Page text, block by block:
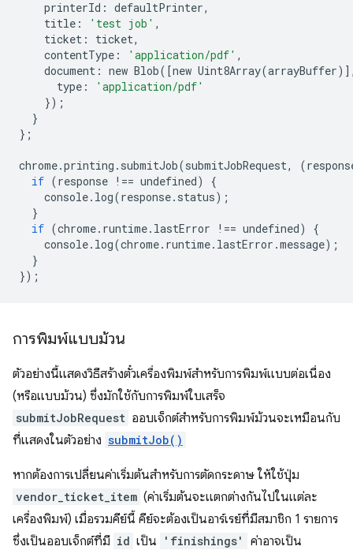
printerId : defaultPrinter,
title : 'test job' ,
ticket : ticket,
contentType : 'application/pdf' ,
document : new Blob([new Uint8Array(arrayBuffer
type :
'application/pdf'
});
}
};
chrome.printing . submitJob(submitJobRequest, (
if (response !== undefined)
{
console. log(response. status);
}
if (chrome. runtime. lastError !== undefined)
{
console. log(chrome. runtime. lastError .message);
}
});
การพิมพ์แบบม้วน
ตัวอย่างนี้แสดงวิธีสร้างตั๋วเครื่องพิมพ์สำหรับการพิมพ์แบบต่อเนื่อง
(หรือแบบม้วน) ซึ่งมักใช้กับการพิมพ์ใบเสร็จ
submitJobRequest ออบเจ็กต์สำหรับการพิมพ์ม้วนจะเหมือนกับ
ที่แสดงในตัวอย่าง submitJob()
หากต้องการเปลี่ยนค่าเริ่มต้นสำหรับการตัดกระดาษ ให้ใช้ปุ่ม
vendor_ticket_item (ค่าเริ่มต้นจะแตกต่างกันไปในแต่ละ
เครื่องพิมพ์) เมื่อรวมคีย์นี้ คีย์จะต้องเป็นอาร์เรย์ที่มีสมาชิก 1 รายการ
ซึ่งเป็นออบเจ็กต์ที่มี id เป็น 'finishings' ค่าอาจเป็น